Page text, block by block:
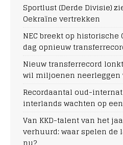
Sportlust (Derde Divisie)
Oekraïne vertrekken
NEC breekt op
dag opnieuw
Nieuw transferrecord
wil miljoenen neerleggen
Recordaantal oud-
interlands wachten op
Van KKD-talent van het
verhuurd: waar spelen de